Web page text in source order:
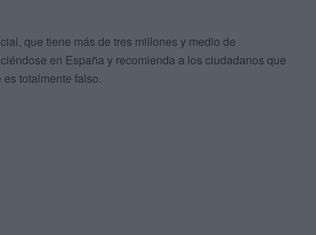
que tiene más de tres millones y medio de
en España y recomienda a los ciudadanos que
totalmente falso.